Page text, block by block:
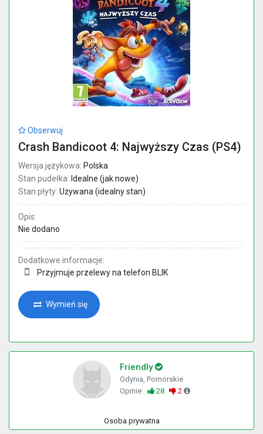
Obserwuj
Crash Bandicoot 4: Najwyższy Czas (PS4)
Wersja językowa: Polska
Stan pudełka: Idealne (jak nowe)
Stan płyty: Używana (idealny stan)
Opis:
Nie dodano
Dodatkowe informacje:
Przyjmuje przelewy na telefon BLIK
Wymień się
Friendly
Gdynia, Pomorskie
Opinie:
28 2
Osoba prywatna